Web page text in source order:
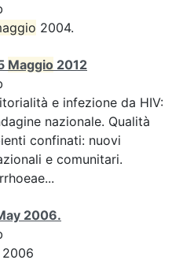
2004.
Maggio 2012
e infezione da HIV:
nazionale. Qualità
confinati: nuovi
e comunitari.
2006.
2006